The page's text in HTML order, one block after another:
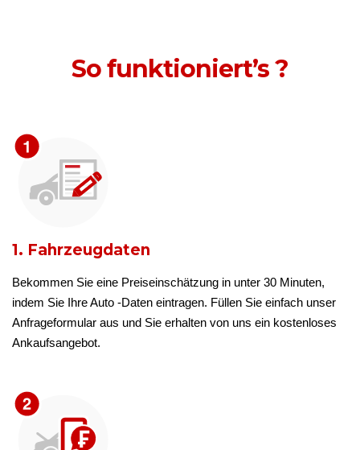
So funktioniert’s ?
1. Fahrzeugdaten
Bekommen Sie eine Preiseinschätzung in unter 30 Minuten,
indem Sie Ihre Auto -Daten eintragen. Füllen Sie einfach unser
Anfrageformular aus und Sie erhalten von uns ein kostenloses
Ankaufsangebot.